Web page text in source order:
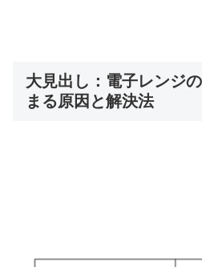
大見出し：電子レンジ
まる原因と解決法